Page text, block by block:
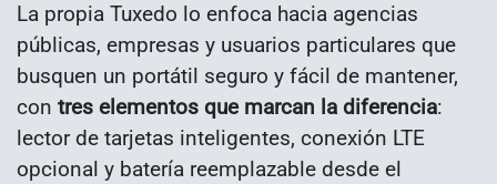
La propia Tuxedo lo enfoca hacia agencias
públicas, empresas y usuarios particulares que
busquen un portátil seguro y fácil de mantener,
con tres elementos que marcan la diferencia:
lector de tarjetas inteligentes, conexión LTE
opcional y batería reemplazable desde el